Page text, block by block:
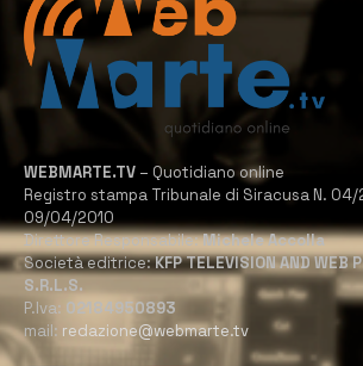
WEBMARTE.TV – Quotidiano online
Registro stampa Tribunale di Siracusa N. 04/
09/04/2010
Direttore Responsabile:Michele Accolla
Società editrice:KFP TELEVISION AND WEB
S.R.L.S.
P.Iva: 02184950893
mail: redazione@webmarte.tv